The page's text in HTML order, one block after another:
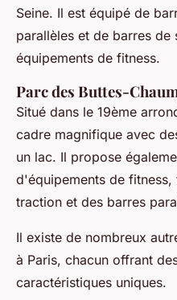
Seine. Il est équipé de
parallèles et de barres
équipements de fitness.
Parc des Buttes-
Situé dans le 19ème
cadre magnifique avec
un lac. Il propose
d'équipements de
traction et des barres
Il existe de nombreux
à Paris, chacun offrant
caractéristiques uniques.